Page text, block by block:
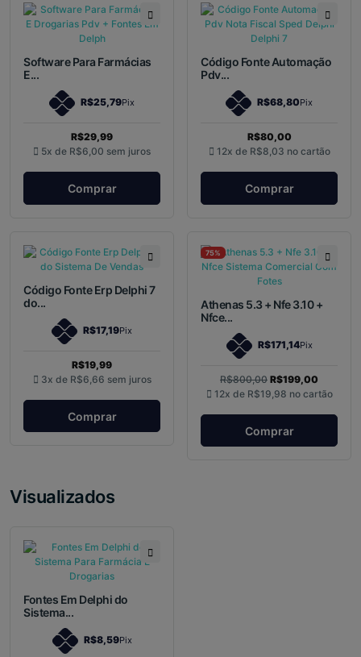
Software Para Farmácias
E...
R$25,79Pix
R$29,99
5x de R$6,00 sem juros
Comprar
Código Fonte Automação
Pdv...
R$68,80Pix
R$80,00
12x de R$8,03 no cartão
Comprar
Código Fonte Erp Delphi 7
do...
R$17,19Pix
R$19,99
3x de R$6,66 sem juros
Comprar
75%
Athenas 5.3 + Nfe 3.10 +
Nfce...
R$171,14Pix
R$800,00 R$199,00
12x de R$19,98 no cartão
Comprar
Visualizados
Fontes Em Delphi do
Sistema...
R$8,59Pix